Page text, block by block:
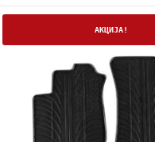
АКЦИЈА!